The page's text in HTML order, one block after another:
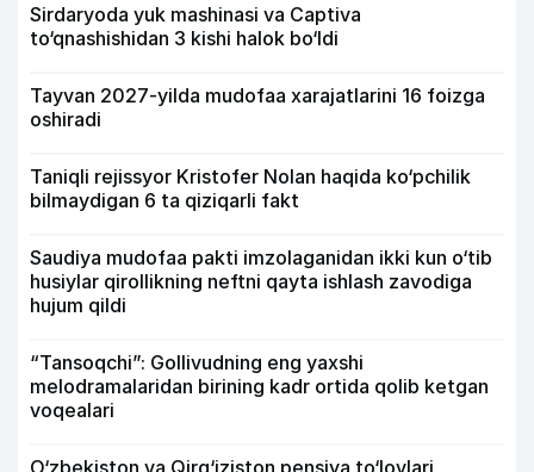
Sirdaryoda yuk mashinasi va Captiva
to‘qnashishidan 3 kishi halok bo‘ldi
Tayvan 2027-yilda mudofaa xarajatlarini 16 foizga
oshiradi
Taniqli rejissyor Kristofer Nolan haqida ko‘pchilik
bilmaydigan 6 ta qiziqarli fakt
Saudiya mudofaa pakti imzolaganidan ikki kun o‘tib
husiylar qirollikning neftni qayta ishlash zavodiga
hujum qildi
“Tansoqchi”: Gollivudning eng yaxshi
melodramalaridan birining kadr ortida qolib ketgan
voqealari
O‘zbekiston va Qirg‘iziston pensiya to‘lovlari